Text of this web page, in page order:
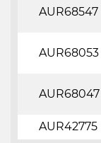
AUR68547
AUR68053
AUR68047
AUR42775